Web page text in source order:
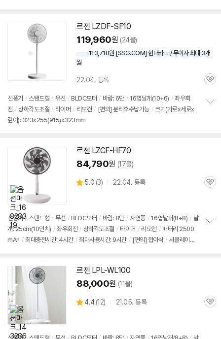
르젠 LZDF-SF10
119,960원 (24몰)
113,710원 [SSG.COM] 현대카드 / 무이자 최대 3개
월
22.04. 등록
관
선풍기 / 스탠드형 / 유선 / BLDC모터 / 바람: 6단 / 16엽날개(10+6) / 좌우회
전 / 상하각도조절 / 타이머 / 리모컨 / [편의] 분리후수납가능 / 크기(가로x세로x
깊이): 323x255(915)x323mm
르젠 LZCF-HF70
84,790원 (17몰)
별
5.0 (상
뷰
3) 22.04. 등록
관
선풍기 / 스탠드형 / 무선 / BLDC모터 / 바람: 8단 / 자연풍 / 16엽날개(8+8) / 날
개: 25cm(10인치) / 좌우회전 / 상하각도조절 / 타이머 / 리모컨 / 배터리 2500
mAh / 최대충전시간: 4시간 / 최대사용시간: 9시간 / [편의] 접이식 / 서큘레이터
르젠 LPL-WL100
88,000원 (11몰)
별
4.4 (상
뷰
12) 21.05. 등록
관